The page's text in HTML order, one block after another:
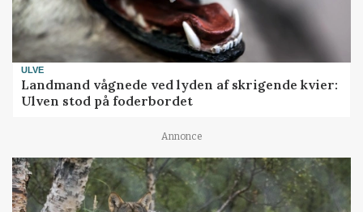
ULVE
Landmand vågnede ved lyden af skrigende kvier:
Ulven stod på foderbordet
Annonce